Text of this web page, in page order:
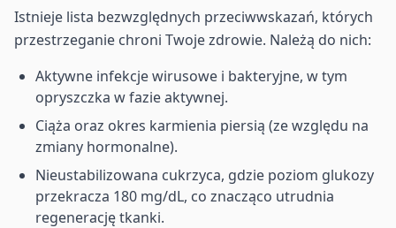
Istnieje lista bezwzględnych przeciwwskazań, których
przestrzeganie chroni Twoje zdrowie. Należą do nich:
Aktywne infekcje wirusowe i bakteryjne, w tym
opryszczka w fazie aktywnej.
Ciąża oraz okres karmienia piersią (ze względu na
zmiany hormonalne).
Nieustabilizowana cukrzyca, gdzie poziom glukozy
przekracza 180 mg/dL, co znacząco utrudnia
regenerację tkanki.